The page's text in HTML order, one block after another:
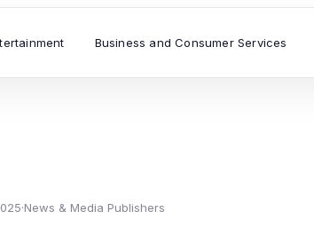
Business and Consumer Services
·News & Media Publishers